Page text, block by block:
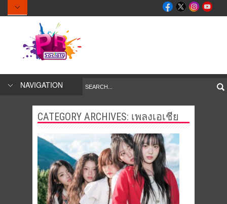
NAVIGATION
CATEGORY ARCHIVES: เพลงเอเชีย